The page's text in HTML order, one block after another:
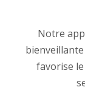
Notre
favorise